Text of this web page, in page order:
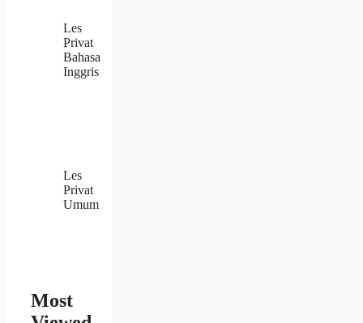
Les
Privat
Bahasa
Inggris
Les
Privat
Umum
Most